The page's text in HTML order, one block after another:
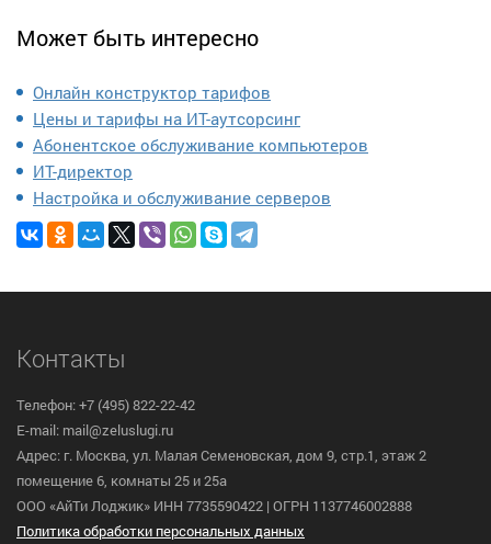
Может быть интересно
Онлайн конструктор тарифов
Цены и тарифы на ИТ-аутсорсинг
Абонентское обслуживание компьютеров
ИТ-директор
Настройка и обслуживание серверов
Контакты
Телефон: +7 (495) 822-22-42
E-mail: mail@zeluslugi.ru
Адрес: г. Москва, ул. Малая Семеновская, дом 9, стр.1, этаж 2
помещение 6, комнаты 25 и 25а
ООО «АйТи Лоджик» ИНН 7735590422 | ОГРН 1137746002888
Политика обработки персональных данных